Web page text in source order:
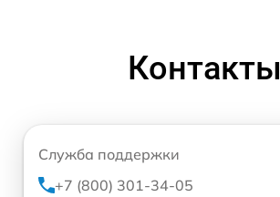
Контакты
Служба поддержки
+7 (800) 301-34-05